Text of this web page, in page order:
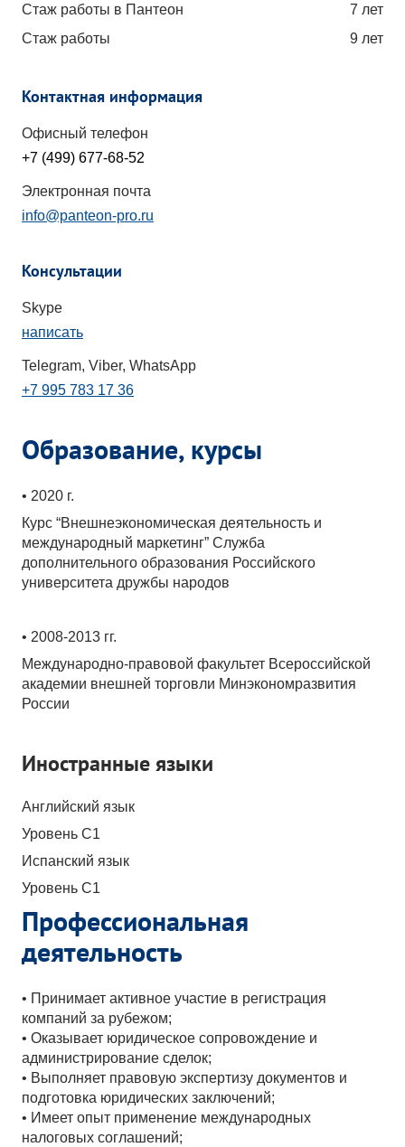
Образование, курсы
• 2020 г.
Курс “Внешнеэкономическая деятельность и
международный маркетинг” Служба
дополнительного образования Российского
университета дружбы народов
• 2008-2013 гг.
Международно-правовой факультет Всероссийской
академии внешней торговли Минэкономразвития
России
Иностранные языки
Английский язык
Уровень C1
Испанский язык
Уровень C1
Профессиональная
деятельность
• Принимает активное участие в регистрация
компаний за рубежом;
• Оказывает юридическое сопровождение и
администрирование сделок;
• Выполняет правовую экспертизу документов и
подготовка юридических заключений;
• Имеет опыт применение международных
налоговых соглашений;
Стаж работы в Пантеон
7 лет
Стаж работы
9 лет
Контактная информация
Офисный телефон
+7 (499) 677-68-52
Электронная почта
info@panteon-pro.ru
Консультации
Skype
написать
Telegram, Viber, WhatsApp
+7 995 783 17 36